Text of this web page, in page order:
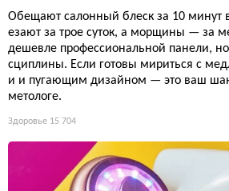
Обещают салонный блеск за 10 минут
езают за трое суток, а морщины — за
дешевле профессиональной панели,
сциплины. Если готовы мириться с
и и пугающим дизайном — это ваш
метологе.
Здоровье 15 704